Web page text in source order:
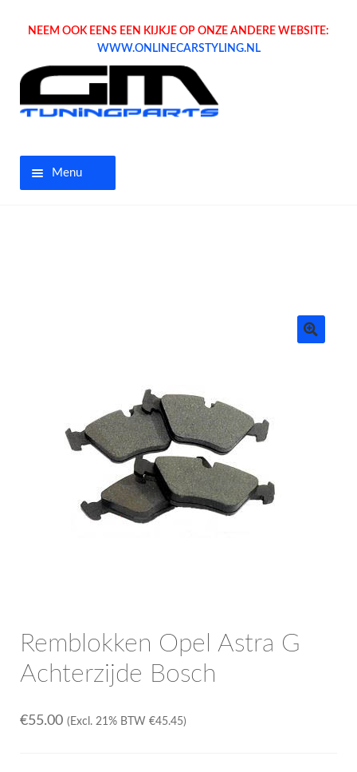
NEEM OOK EENS EEN KIJKJE OP ONZE ANDERE WEBSITE:
WWW.ONLINECARSTYLING.NL
Menu
Bedrijfswagen parts
Remblokken Opel Astra G
Achterzijde Bosch
€55.00 (Excl. 21% BTW €45.45)